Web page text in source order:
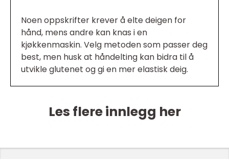
Noen oppskrifter krever å elte deigen for
hånd, mens andre kan knas i en
kjøkkenmaskin. Velg metoden som passer deg
best, men husk at håndelting kan bidra til å
utvikle glutenet og gi en mer elastisk deig.
Les flere innlegg her